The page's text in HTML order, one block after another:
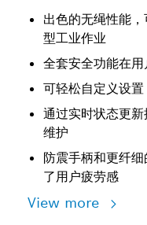
出色的无绳性能
型工业作业
全套安全功能在
可轻松自定义设
通过实时状态更
维护
防震手柄和更纤
了用户疲劳感
View more